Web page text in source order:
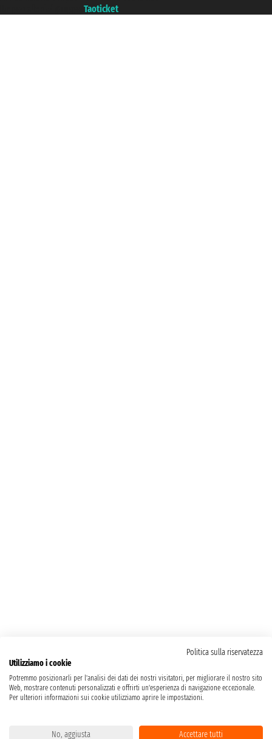
Taoticket
Politica sulla riservatezza
Utilizziamo i cookie
Potremmo posizionarli per l'analisi dei dati dei nostri visitatori, per migliorare il nostro sito
Web, mostrare contenuti personalizzati e offrirti un'esperienza di navigazione eccezionale.
Per ulteriori informazioni sui cookie utilizziamo aprire le impostazioni.
No, aggiusta Accettare tutti